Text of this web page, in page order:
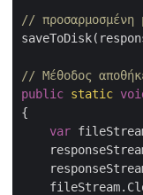
// προσαρμοσμένη
// Μέθοδος
public static
{
var